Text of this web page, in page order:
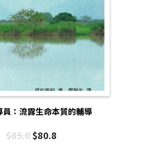
員：流露生命本質的輔導
$85.0$80.8